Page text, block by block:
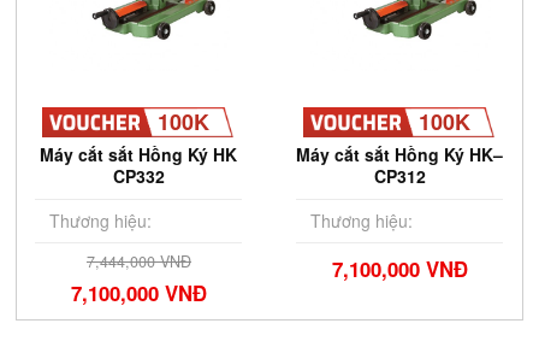
100K
Máy cắt sắt Hồng Ký HK
CP332
Thương hiệu:
7,444,000 VNĐ
7,100,000 VNĐ
100K
Máy cắt sắt Hồng Ký HK–
CP312
Thương hiệu:
7,100,000 VNĐ